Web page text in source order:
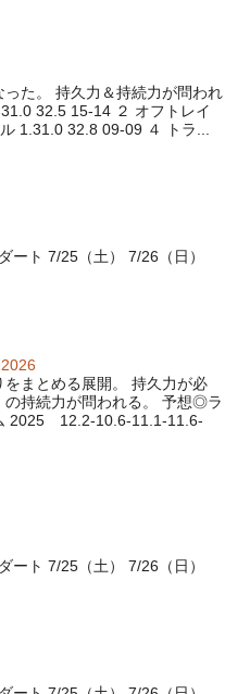
た。 持久力＆持続力が問われ
32.5 15-14 ２ オフトレイ
1.31.0 32.8 09-09 ４ トラ...
ート 7/25（土） 7/26（日）
まとめる展開。 持久力が必
の持続力が問われる。 予想◎ラ
2025 12.2-10.6-11.1-11.6-
ート 7/25（土） 7/26（日）